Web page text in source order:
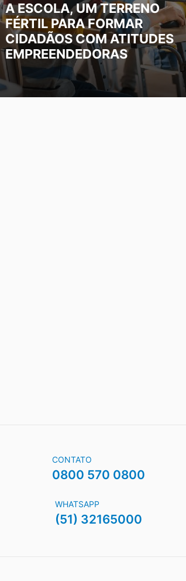
A ESCOLA, UM TERRENO
FÉRTIL PARA FORMAR
CIDADÃOS COM ATITUDES
EMPREENDEDORAS
CONTATO
0800 570 0800
WHATSAPP
(51) 32165000